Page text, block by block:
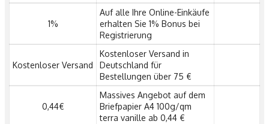
1%
Auf alle Ihre Online-Einkäufe
erhalten Sie 1% Bonus bei
Registrierung
Kostenloser Versand
Kostenloser Versand in
Deutschland für
Bestellungen über 75 €
0,44€
Massives Angebot auf dem
Briefpapier A4 100g/qm
terra vanille ab 0,44 €